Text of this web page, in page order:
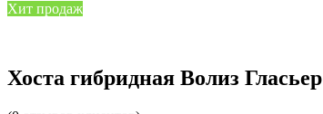
Хит продаж
Хоста гибридная Волиз Гласьер